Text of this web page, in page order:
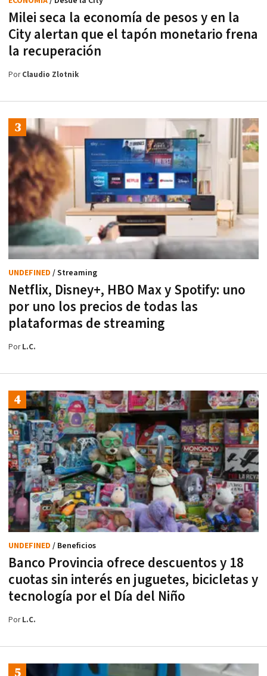
Milei seca la economía de pesos y en la
City alertan que el tapón monetario frena
la recuperación
PorClaudio Zlotnik
Netflix, Disney+, HBO Max y Spotify: uno
por uno los precios de todas las
plataformas de streaming
UNDEFINED / Streaming
PorL.C.
Banco Provincia ofrece descuentos y 18
cuotas sin interés en juguetes, bicicletas y
tecnología por el Día del Niño
UNDEFINED / Beneficios
PorL.C.